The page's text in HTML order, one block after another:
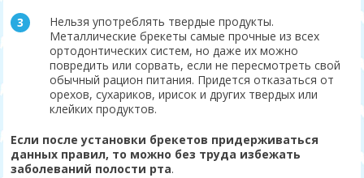
Нельзя употреблять твердые продукты.
Металлические брекеты самые прочные из всех
ортодонтических систем, но даже их можно
повредить или сорвать, если не пересмотреть свой
обычный рацион питания. Придется отказаться от
орехов, сухариков, ирисок и других твердых или
клейких продуктов.
Если после установки брекетов придерживаться
данных правил, то можно без труда избежать
заболеваний полости рта.